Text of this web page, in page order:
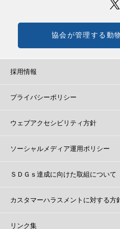
協会が管理する動
採用情報
プライバシーポリシー
ウェブアクセシビリティ方針
ソーシャルメディア運用ポリシー
ＳＤＧｓ達成に向けた取組について
カスタマーハラスメントに対する方
リンク集